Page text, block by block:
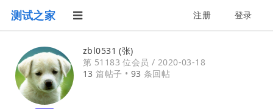
测试之家 注册 登录
zbl0531 (张)
第 51183 位会员 / 2020-03-18
13 篇帖子 • 93 条回帖